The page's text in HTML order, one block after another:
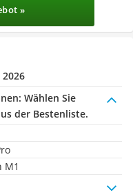
»
Wählen Sie
der Bestenliste.
M1